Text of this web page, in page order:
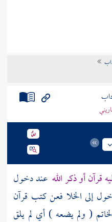
قرآن أو ذكر الله عند دخول
إلى الخلا فعن كتب قرآن
( ولم يضعه ) أي لم يلق